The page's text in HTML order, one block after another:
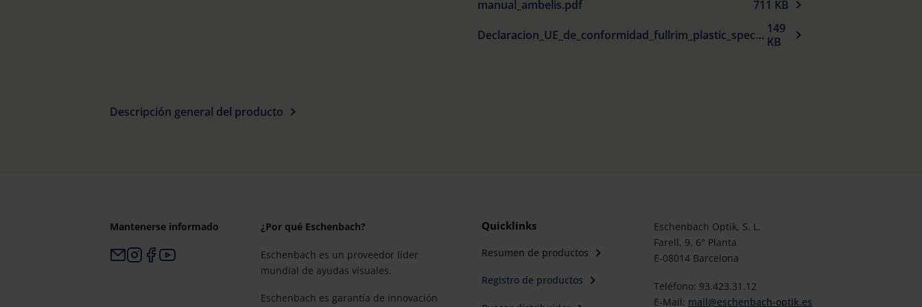
manual_ambelis.pdf
711 KB
Declaracion_UE_de_conformidad_fullrim_plastic_spectacle_frames_sun_protection_es.pdf 149
KB
Descripción general del producto
Mantenerse informado ¿Por qué Eschenbach?
Eschenbach es un proveedor líder
mundial de ayudas visuales.
Eschenbach es garantía de innovación
Quicklinks
Resumen de productos
Registro de productos
Eschenbach Optik, S. L.
Farell, 9, 6° Planta
E-08014 Barcelona
Teléfono: 93.423.31.12
E-Mail: mail@eschenbach-optik.es